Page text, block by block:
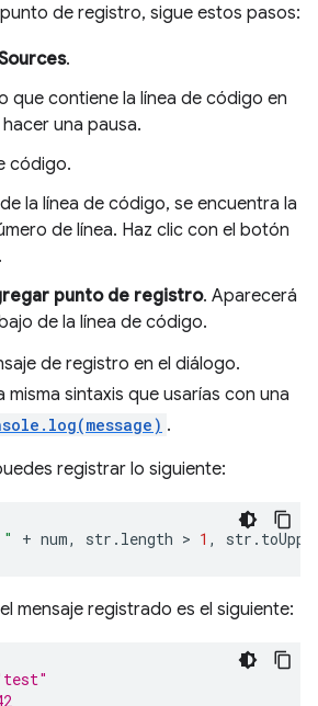
de registro, sigue estos pasos:
.
que contiene la línea de código en
una pausa.
código.
la línea de código, se encuentra la
de línea. Haz clic con el botón
punto de registro. Aparecerá
de la línea de código.
de registro en el diálogo.
misma sintaxis que usarías con una
.
registrar lo siguiente:
+ num, str . length > 1 , str .
mensaje registrado es el siguiente: